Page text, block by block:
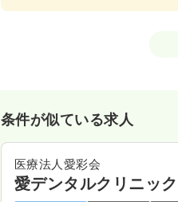
条件が似ている求人
医療法人愛彩会
愛デンタルクリニック